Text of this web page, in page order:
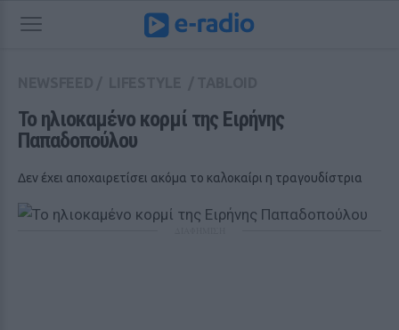
Το ηλιοκαμένο κορμί της Ειρήνης
Παπαδοπούλου
Δεν έχει αποχαιρετίσει ακόμα το καλοκαίρι η τραγουδίστρια